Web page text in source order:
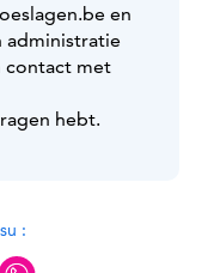
en
administratie
contact met
hebt.
: